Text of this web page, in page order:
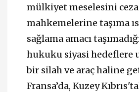
mülkiyet meselesini ceza
mahkemelerine taşıma
sağlama amacı
hukuku siyasi hedeflere
bir silah ve araç haline
Fransa’da, Kuzey